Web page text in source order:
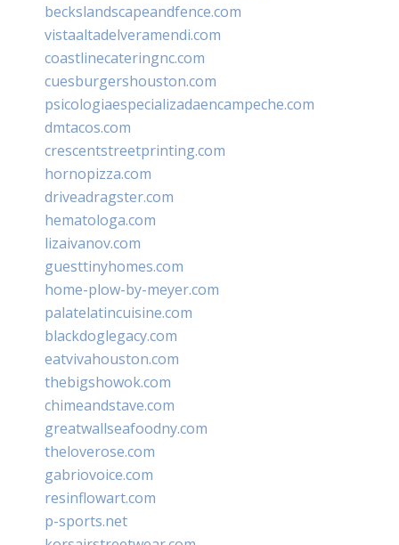
beckslandscapeandfence.com
vistaaltadelveramendi.com
coastlinecateringnc.com
cuesburgershouston.com
psicologiaespecializadaencampeche.com
dmtacos.com
crescentstreetprinting.com
hornopizza.com
driveadragster.com
hematologa.com
lizaivanov.com
guesttinyhomes.com
home-plow-by-meyer.com
palatelatincuisine.com
blackdoglegacy.com
eatvivahouston.com
thebigshowok.com
chimeandstave.com
greatwallseafoodny.com
theloverose.com
gabriovoice.com
resinflowart.com
p-sports.net